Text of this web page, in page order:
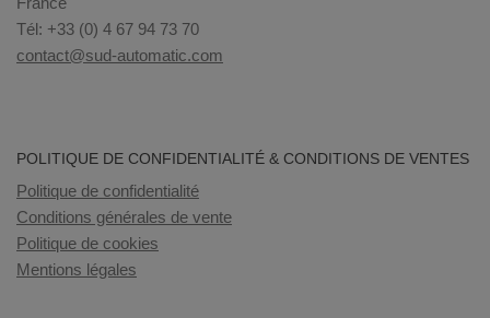
Tél: +33 (0) 4 67 94 73 70
contact@sud-automatic.com
POLITIQUE DE CONFIDENTIALITÉ & CONDITIONS DE VENTES
Politique de confidentialité
Conditions générales de vente
Politique de cookies
Mentions légales